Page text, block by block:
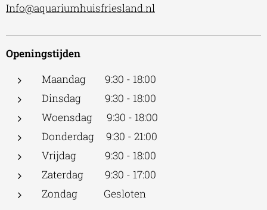
Info@aquariumhuisfriesland.nl
Openingstijden
Maandag 9:30 - 18:00
Dinsdag 9:30 - 18:00
Woensdag 9:30 - 18:00
Donderdag 9:30 - 21:00
Vrijdag 9:30 - 18:00
Zaterdag 9:30 - 17:00
Zondag Gesloten